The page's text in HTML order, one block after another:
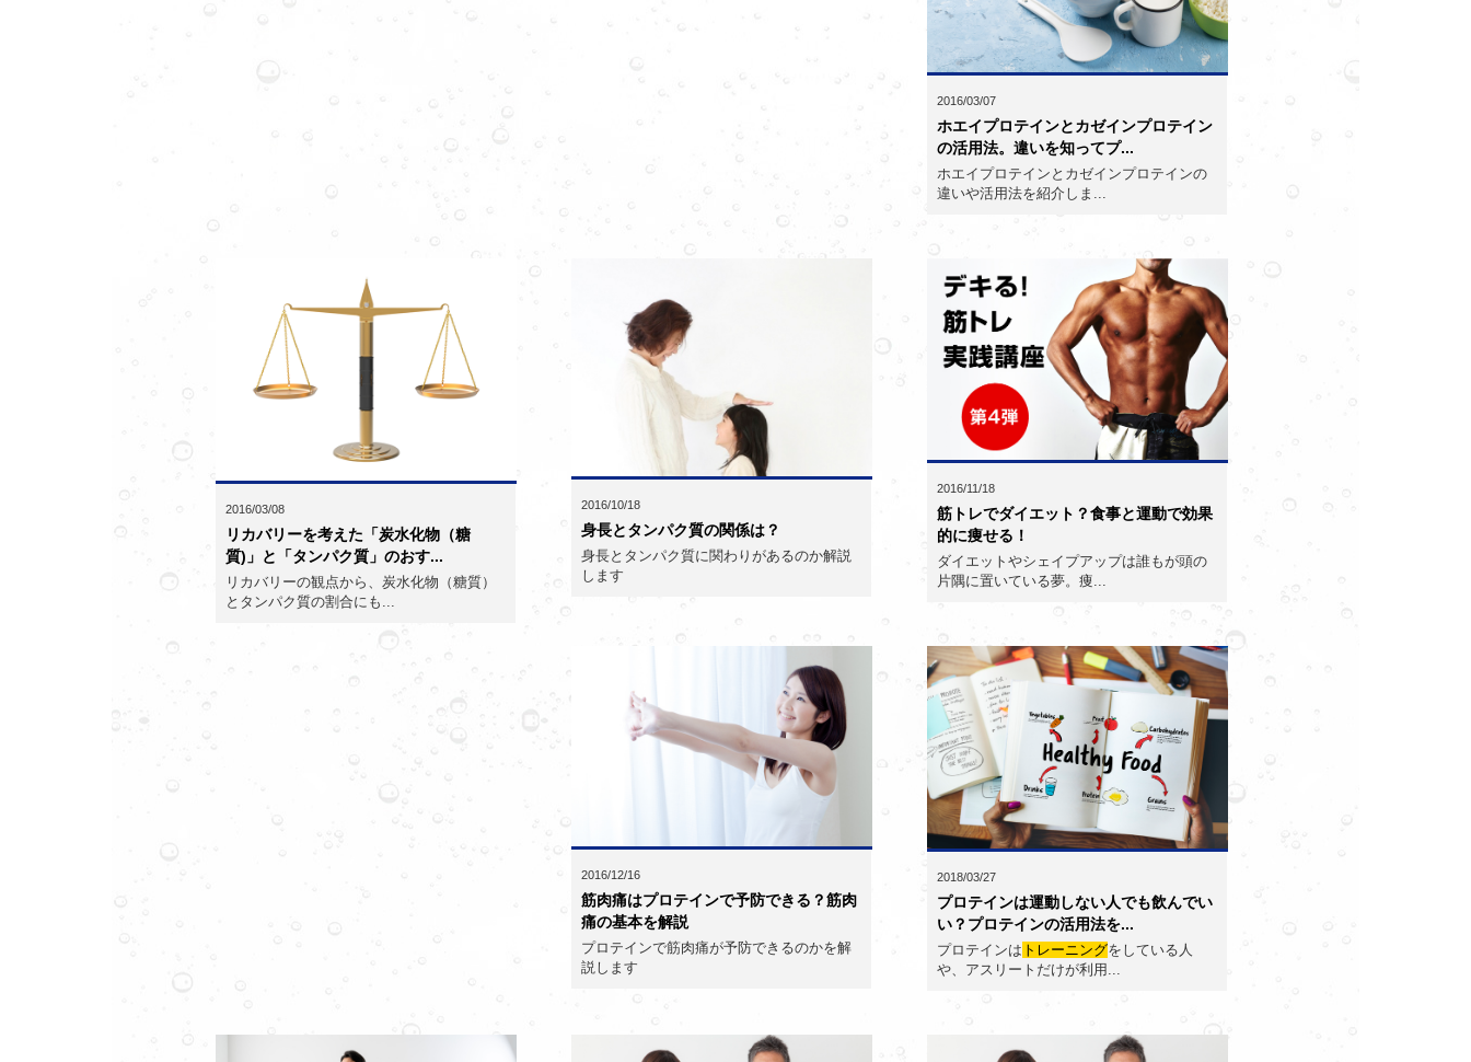
2016/03/07
ホエイプロテインとカゼインプロテイン
の活用法。違いを知ってプ...
ホエイプロテインとカゼインプロテインの
違いや活用法を紹介しま...
2016/03/08
リカバリーを考えた「炭水化物（糖
質)」と「タンパク質」のおす...
リカバリーの観点から、炭水化物（糖質）
とタンパク質の割合にも...
2016/10/18
身長とタンパク質の関係は？
身長とタンパク質に関わりがあるのか解説
します
2016/11/18
筋トレでダイエット？食事と運動で効果
的に痩せる！
ダイエットやシェイプアップは誰もが頭の
片隅に置いている夢。痩...
2016/12/16
筋肉痛はプロテインで予防できる？筋肉
痛の基本を解説
プロテインで筋肉痛が予防できるのかを解
説します
2018/03/27
プロテインは運動しない人でも飲んでい
い？プロテインの活用法を...
プロテインは トレーニングをしている人
や、アスリートだけが利用...